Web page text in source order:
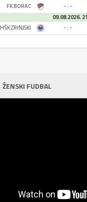
FK BORAC
- : -
09.08.2026.
HŠK ZRINJSKI
- : -
ŽENSKI FUDBAL